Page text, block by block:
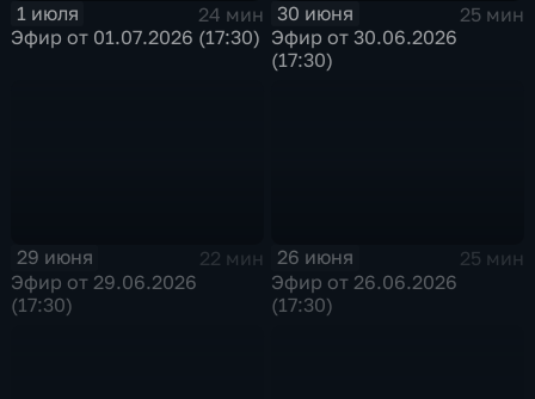
1 июля
24 мин
Эфир от 01.07.2026 (17:30)
30 июня
25 мин
Эфир от 30.06.2026
(17:30)
29 июня
22 мин
Эфир от 29.06.2026
(17:30)
26 июня
25 мин
Эфир от 26.06.2026
(17:30)